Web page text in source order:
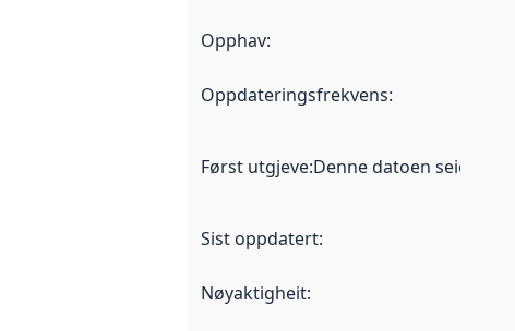
Opphav:
Oppdateringsfrekvens:
Først utgjeve:Denne datoen seier
Sist oppdatert:
Nøyaktigheit: